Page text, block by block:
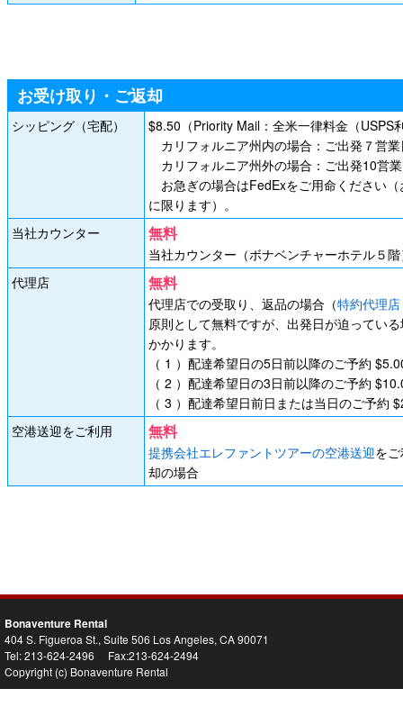
お受け取り・ご返却
シッピング（宅配）
$8.50（Priority Mail：全米一律料金（USPS
カリフォルニア州内の場合：ご出発７営
カリフォルニア州外の場合：ご出発10営
お急ぎの場合はFedExをご用命ください
に限ります）。
当社カウンター
無料
当社カウンター（ボナベンチャーホテル５
代理店
無料
代理店での受取り、返品の場合（特約代理
原則として無料ですが、出発日が迫ってい
かかります。
（ 1 ）配達希望日の5日前以降のご予約
（ 2 ）配達希望日の3日前以降のご予約
（ 3 ）配達希望日前日または当日のご予約
空港送迎をご利用
無料
提携会社エレファントツアーの空港送迎を
却の場合
Bonaventure Rental
404 S. Figueroa St., Suite 506 Los Angeles, CA 90071
Tel: 213-624-2496 Fax:213-624-2494
Copyright (c) Bonaventure Rental